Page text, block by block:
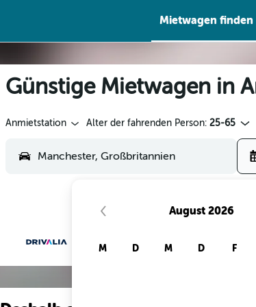
Mietwagen finden
Günstige Mietwagen in
Anmietstation Alter der fahrenden Person: 25-65
August 2026
M D M D F